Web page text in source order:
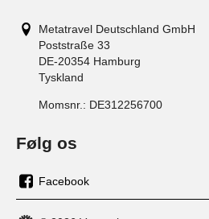
Metatravel Deutschland GmbH
Poststraße 33
DE-20354 Hamburg
Tyskland
Momsnr.: DE312256700
Følg os
os
Facebook